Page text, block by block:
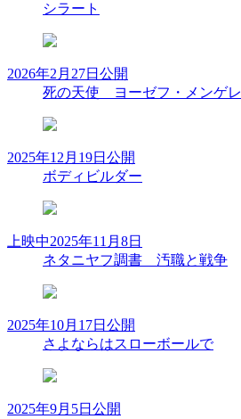
シラート
2026年2月27日公開
死の天使 ヨーゼフ・メンゲレ
2025年12月19日公開
ボディビルダー
上映中2025年11月8日
ネタニヤフ調書 汚職と戦争
2025年10月17日公開
さよならはスローボールで
2025年9月5日公開